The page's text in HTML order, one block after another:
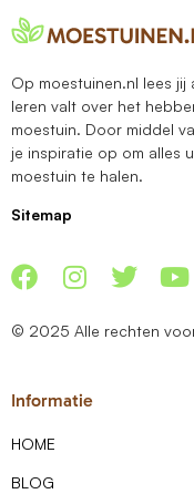
Op moestuinen.nl lees jij
leren valt over het
moestuin. Door middel
je inspiratie op om alles
moestuin te halen.
Sitemap
© 2025 Alle rechten
Informatie
HOME
BLOG